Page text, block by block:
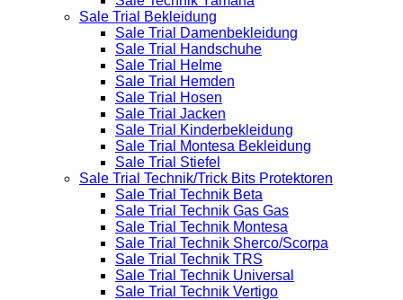
Sale Trial Bekleidung
Sale Trial Damenbekleidung
Sale Trial Handschuhe
Sale Trial Helme
Sale Trial Hemden
Sale Trial Hosen
Sale Trial Jacken
Sale Trial Kinderbekleidung
Sale Trial Montesa Bekleidung
Sale Trial Stiefel
Sale Trial Technik/Trick Bits Protektoren
Sale Trial Technik Beta
Sale Trial Technik Gas Gas
Sale Trial Technik Montesa
Sale Trial Technik Sherco/Scorpa
Sale Trial Technik TRS
Sale Trial Technik Universal
Sale Trial Technik Vertigo